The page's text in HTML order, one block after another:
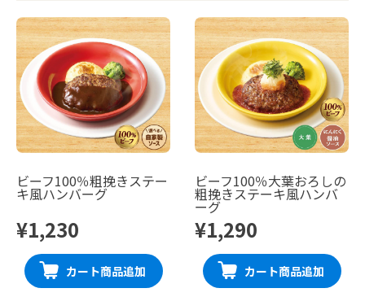
ビーフ100％粗挽きステー
キ風ハンバーグ
¥1,230
カート商品追加
ビーフ100％大葉おろしの
粗挽きステーキ風ハンバ
ーグ
¥1,290
カート商品追加